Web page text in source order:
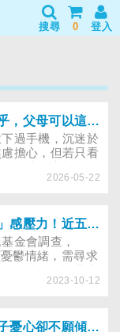
搜尋 0 登入
孩子耍廢不代表不在乎，父母可以這樣開始陪他想未來
過手機，沉迷於
擔心，但若只看
邀請你一起練習挖
2026-05-22
青少年對「身材外貌」感壓力！近五成青少年心情不好，不一定會求助他人
金會調查，
鬱情緒，需尋求
材外貌是國高中職
議……
2023-10-12
父母憂鬱或焦慮，孩子憂心卻不願傾訴！親子如何說出煩惱、好好溝通？